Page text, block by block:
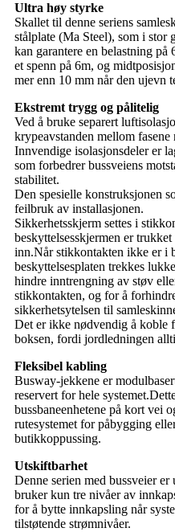
Ultra høy styrke
Skallet til denne seriens
stålplate (Ma Steel), som i stor
kan garantere en belastning
et spenn på 6m, og
mer enn 10 mm når den ujevn
Ekstremt trygg og pålitelig
Ved å bruke separert
krypeavstanden mellom fasene
Innvendige isolasjonsdeler er
som forbedrer bussveiens
stabilitet.
Den spesielle konstruksjonen
feilbruk av installasjonen.
Sikkerhetsskjerm settes i
beskyttelsesskjermen er
inn.Når stikkontakten ikke er i
beskyttelsesplaten trekkes
hindre inntrengning av støv
stikkontakten, og for å
sikkerhetsytelsen til
Det er ikke nødvendig å koble
boksen, fordi jordledningen
Fleksibel kabling
Busway-jekkene er
reservert for hele
bussbaneenhetene på kort vei
rutesystemet for påbygging
butikkoppussing.
Utskiftbarhet
Denne serien med bussveier
bruker kun tre nivåer av
for å bytte innkapsling når
tilstøtende strømnivåer.